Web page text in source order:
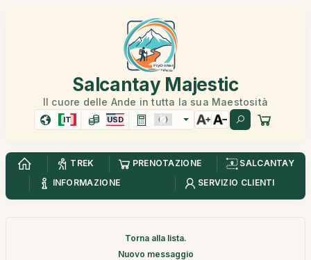
Salcantay Majestic
Il cuore delle Ande in tutta la sua Maestosità
IT USD
TREK PRENOTAZIONE
SALCANTAY
INFORMAZIONE
SERVIZIO CLIENTI
Torna alla lista.
Nuovo messaggio